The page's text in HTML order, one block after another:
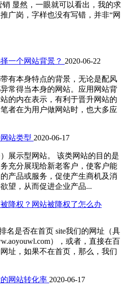
销 显然，一眼就可以看出，我的求
广岗，字样也没有写错，并非“网
一个网站背景？ 2020-06-22
有本身特点的背景，无论是配风
常得当本身的网站。应用网站背
的内在表示，有利于晋升网站的
者在为用户做网站时，也大多应
站类型 2020-06-17
展示型网站。 该类网站的目的是
充分展现给新老客户，使客户能
产品或服务，促使产生商机及消
望，从而促进企业产品...
降权？网站被降权了怎么办
名是否在首页 site我们的网址（具
），或者，直接在百
址，如果不在首页，那么，我们
网站转化率 2020-06-17